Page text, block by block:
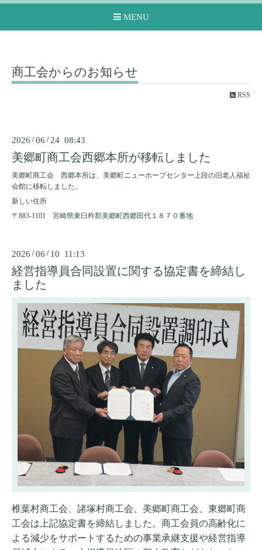
MENU
商工会からのお知らせ
RSS
2026 /06 / 24 08:43
美郷町商工会西郷本所が移転しました
美郷町商工会 西郷本所は、美郷町ニューホープセンター上段の旧老人福祉
会館に移転しました。
新しい住所
〒883-1101 宮崎県東臼杵郡美郷町西郷田代１８７０番地
2026 /06 / 10 11:13
経営指導員合同設置に関する協定書を締結し
ました
椎葉村商工会、諸塚村商工会、美郷町商工会、東郷町商
工会は上記協定書を締結しました。商工会員の高齢化に
よる減少をサポートするための事業承継支援や経営指導